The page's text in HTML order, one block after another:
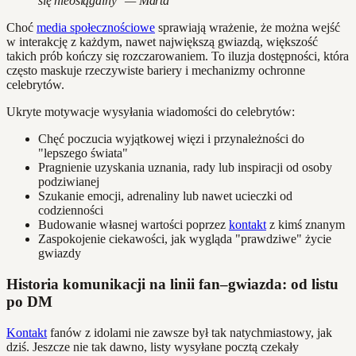
Choć media społecznościowe sprawiają wrażenie, że można wejść
w interakcję z każdym, nawet największą gwiazdą, większość
takich prób kończy się rozczarowaniem. To iluzja dostępności, która
często maskuje rzeczywiste bariery i mechanizmy ochronne
celebrytów.
Ukryte motywacje wysyłania wiadomości do celebrytów:
Chęć poczucia wyjątkowej więzi i przynależności do
"lepszego świata"
Pragnienie uzyskania uznania, rady lub inspiracji od osoby
podziwianej
Szukanie emocji, adrenaliny lub nawet ucieczki od
codzienności
Budowanie własnej wartości poprzez kontakt z kimś znanym
Zaspokojenie ciekawości, jak wygląda "prawdziwe" życie
gwiazdy
Historia komunikacji na linii fan–gwiazda: od listu
po DM
Kontakt fanów z idolami nie zawsze był tak natychmiastowy, jak
dziś. Jeszcze nie tak dawno, listy wysyłane pocztą czekały